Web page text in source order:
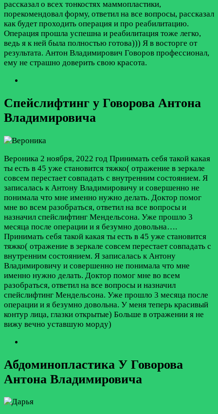
рассказал о всех тонкостях маммопластики,
порекомендовал форму, ответил на все вопросы, рассказал
как будет проходить операция и про реабилитацию.
Операция прошла успешна и реабилитация тоже легко,
ведь я к ней была полностью готова))) Я в восторге от
результата. Антон Владимирович Говоров профессионал,
ему не страшно доверить свою красота.
Спейслифтинг у Говорова Антона
Владимировича
Вероника 2 ноября, 2022 год Принимать себя такой какая
ты есть в 45 уже становится тяжко( отражение в зеркале
совсем перестает совпадать с внутренним состоянием. Я
записалась к Антону Владимировичу и совершенно не
понимала что мне именно нужно делать. Доктор помог
мне во всем разобраться, ответил на все вопросы и
назначил спейслифтинг Мендельсона. Уже прошло 3
месяца после операции и я безумно довольна….
Принимать себя такой какая ты есть в 45 уже становится
тяжко( отражение в зеркале совсем перестает совпадать с
внутренним состоянием. Я записалась к Антону
Владимировичу и совершенно не понимала что мне
именно нужно делать. Доктор помог мне во всем
разобраться, ответил на все вопросы и назначил
спейслифтинг Мендельсона. Уже прошло 3 месяца после
операции и я безумно довольна. У меня теперь красивый
контур лица, глазки открытые) Больше в отражении я не
вижу вечно уставшую морду)
Абдоминопластика У Говорова
Антона Владимировича